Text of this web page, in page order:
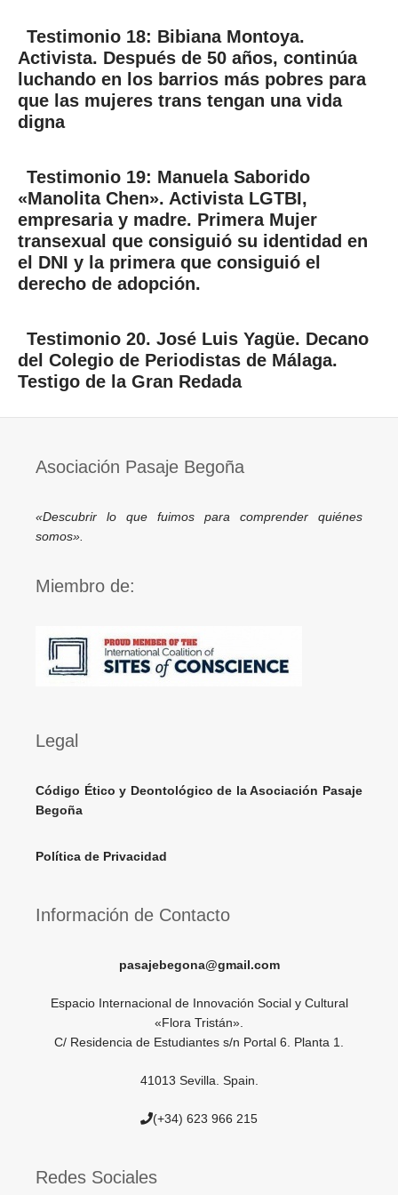
Testimonio 18: Bibiana Montoya.
Activista. Después de 50 años, continúa
luchando en los barrios más pobres para
que las mujeres trans tengan una vida
digna
Testimonio 19: Manuela Saborido
«Manolita Chen». Activista LGTBI,
empresaria y madre. Primera Mujer
transexual que consiguió su identidad en
el DNI y la primera que consiguió el
derecho de adopción.
Testimonio 20. José Luis Yagüe. Decano
del Colegio de Periodistas de Málaga.
Testigo de la Gran Redada
Asociación Pasaje Begoña
«Descubrir lo que fuimos para comprender quiénes
somos».
Miembro de:
Legal
Código Ético y Deontológico de la Asociación Pasaje
Begoña
Política de Privacidad
Información de Contacto
pasajebegona@gmail.com
Espacio Internacional de Innovación Social y Cultural
«Flora Tristán».
C/ Residencia de Estudiantes s/n Portal 6. Planta 1.
41013 Sevilla. Spain.
(+34) 623 966 215
Redes Sociales